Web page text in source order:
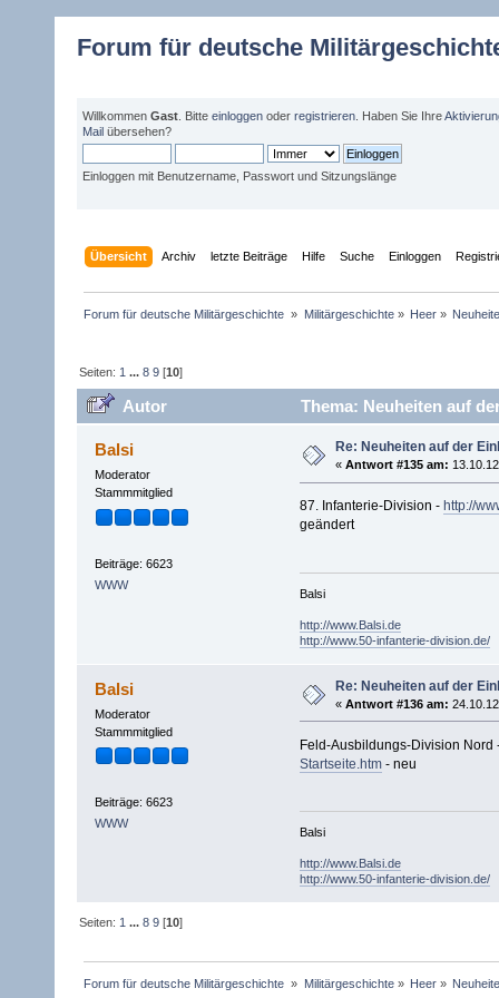
Forum für deutsche
Willkommen Gast . Bitte einloggen oder registrieren . Haben Sie Ihre
Mail übersehen?
Einloggen mit Benutzername, Passwort und Sitzungslänge
Übersicht Archiv letzte Beiträge Hilfe Suche Einloggen
Forum für deutsche Militärgeschichte » Militärgeschichte» Heer»
Seiten: 1 ...8 9 [10]
Autor Thema: Neuheiten auf
Balsi
Moderator
Stammmitglied
Beiträge: 6623
WWW
Re: Neuheiten auf der
« Antwort #135 am:
87. Infanterie-Division - http://
geändert
Balsi
http://www.Balsi.de
http://www.50-infanterie-division.de/
Balsi
Moderator
Stammmitglied
Beiträge: 6623
WWW
Re: Neuheiten auf der
« Antwort #136 am:
Feld-Ausbildungs-Division Nord
Startseite.htm- neu
Balsi
http://www.Balsi.de
http://www.50-infanterie-division.de/
Seiten: 1 ...8 9 [10]
Forum für deutsche Militärgeschichte » Militärgeschichte» Heer»